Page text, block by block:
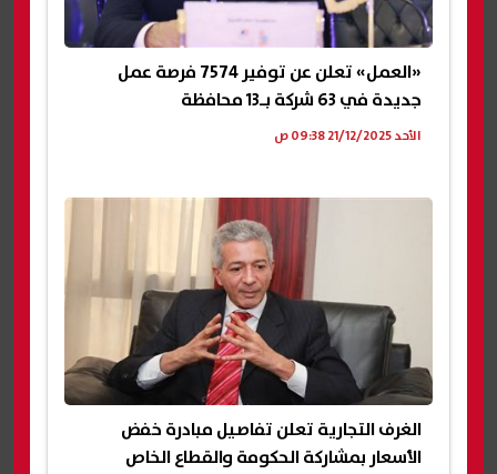
«العمل» تعلن عن توفير 7574 فرصة عمل
جديدة في 63 شركة بـ13 محافظة
الأحد 21/12/2025 09:38 ص
الغرف التجارية تعلن تفاصيل مبادرة خفض
الأسعار بمشاركة الحكومة والقطاع الخاص